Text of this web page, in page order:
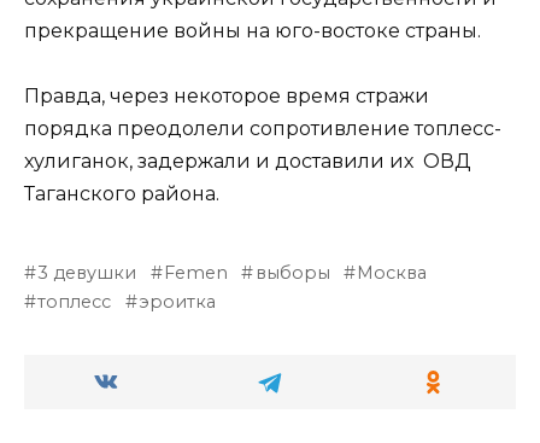
прекращение войны на юго-востоке страны.
Правда, через некоторое время стражи
порядка преодолели сопротивление топлесс-
хулиганок, задержали и доставили их ОВД
Таганского района.
3 девушки Femen выборы
Москва
топлесс
эроитка